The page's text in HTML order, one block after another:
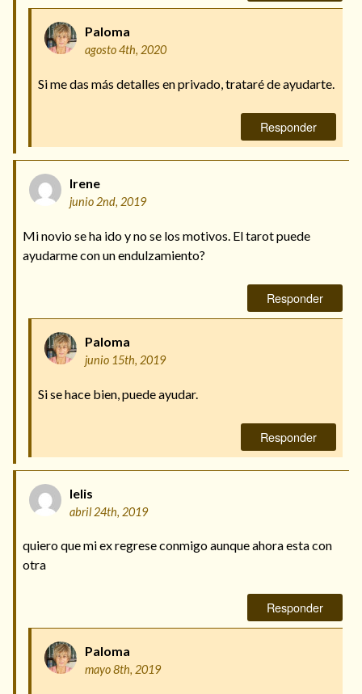
Paloma
agosto 4th, 2020
Si me das más detalles en privado, trataré de ayudarte.
Responder
Irene
junio 2nd, 2019
Mi novio se ha ido y no se los motivos. El tarot puede
ayudarme con un endulzamiento?
Responder
Paloma
junio 15th, 2019
Si se hace bien, puede ayudar.
Responder
lelis
abril 24th, 2019
quiero que mi ex regrese conmigo aunque ahora esta con
otra
Responder
Paloma
mayo 8th, 2019